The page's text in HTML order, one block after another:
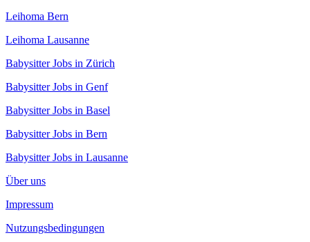
Leihoma Bern
Leihoma Lausanne
Babysitter Jobs in Zürich
Babysitter Jobs in Genf
Babysitter Jobs in Basel
Babysitter Jobs in Bern
Babysitter Jobs in Lausanne
Über uns
Impressum
Nutzungsbedingungen